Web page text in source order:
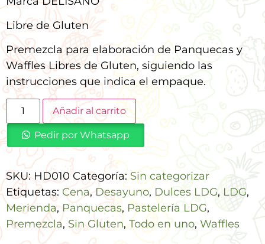
Libre de Gluten
Premezcla para elaboración de Panquecas y
Waffles Libres de Gluten, siguiendo las
instrucciones que indica el empaque.
Añadir al carrito
Pedir por Whatsapp
SKU:HD010 Categoría:Sin categorizar
Etiquetas: Cena, Desayuno, Dulces LDG,LDG,
Merienda,Panquecas, Pastelería LDG,
Premezcla, Sin Gluten,Todo en uno, Waffles